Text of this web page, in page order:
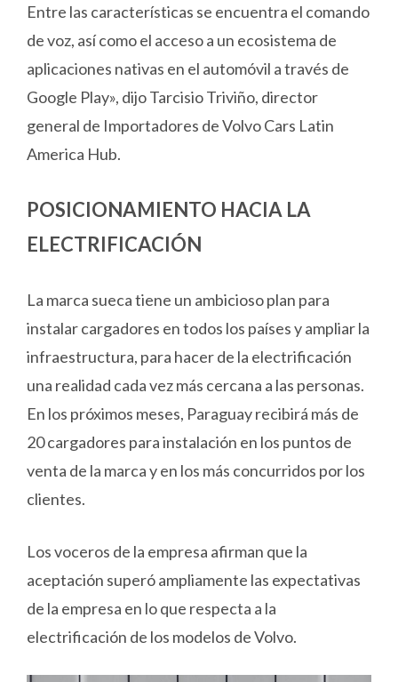
Entre las características se encuentra el comando
de voz, así como el acceso a un ecosistema de
aplicaciones nativas en el automóvil a través de
Google Play», dijo Tarcisio Triviño, director
general de Importadores de Volvo Cars Latin
America Hub.
POSICIONAMIENTO HACIA LA
ELECTRIFICACIÓN
La marca sueca tiene un ambicioso plan para
instalar cargadores en todos los países y ampliar la
infraestructura, para hacer de la electrificación
una realidad cada vez más cercana a las personas.
En los próximos meses, Paraguay recibirá más de
20 cargadores para instalación en los puntos de
venta de la marca y en los más concurridos por los
clientes.
Los voceros de la empresa afirman que la
aceptación superó ampliamente las expectativas
de la empresa en lo que respecta a la
electrificación de los modelos de Volvo.